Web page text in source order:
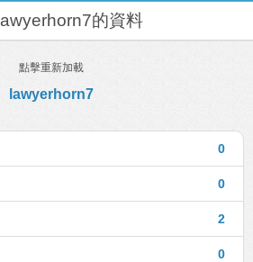
lawyerhorn7的資料
點擊重新加載
lawyerhorn7
0
0
2
0